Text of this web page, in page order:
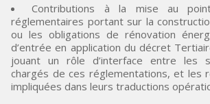
Contributions à la mise au
réglementaires portant sur la
ou les obligations de rénovation
d’entrée en application du décret
jouant un rôle d’interface entre les
chargés de ces réglementations, et les
impliquées dans leurs traductions